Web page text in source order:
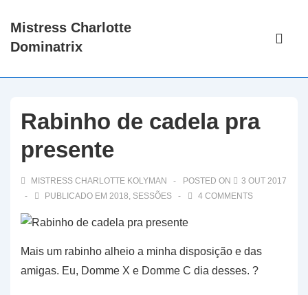
para
Mistress Charlotte
Dominatrix
Main
Rabinho de cadela pra
presente
MISTRESS CHARLOTTE KOLYMAN POSTED ON
3 OUT 2017
PUBLICADO EM 2018, SESSÕES 4 COMMENTS
Mais um rabinho alheio a minha disposição e das
amigas. Eu, Domme X e Domme C dia desses. ?